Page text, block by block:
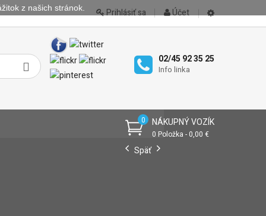
Účet
Prihlásiť sa
02/45 92 35 25
Info linka
NÁKUPNÝ VOZÍK
0 Položka - 0,00 €
0
Späť
z našich stránok.